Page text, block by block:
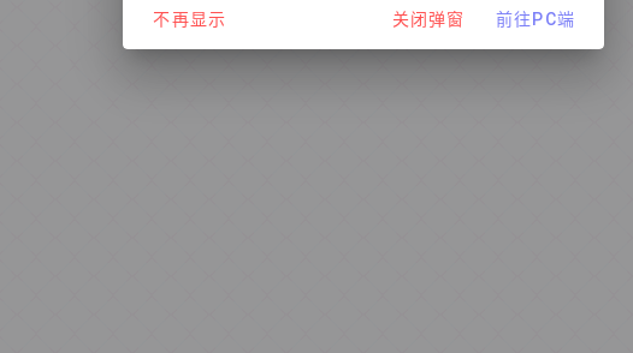
不再显示 关闭弹窗 前往PC端